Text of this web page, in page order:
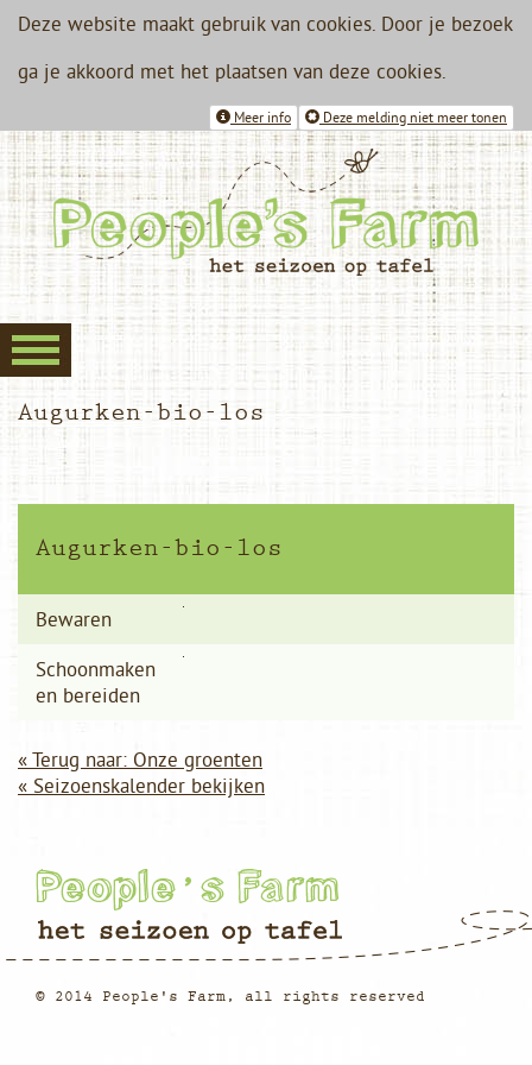
Deze website maakt gebruik van cookies. Door je bezoek
ga je akkoord met het plaatsen van deze cookies.
Deze melding niet meer tonen
Meer info
Augurken-bio-los
Augurken-bio-los
Bewaren
Schoonmaken
en bereiden
« Terug naar: Onze groenten
« Seizoenskalender bekijken
© 2014 People's Farm, all rights reserved